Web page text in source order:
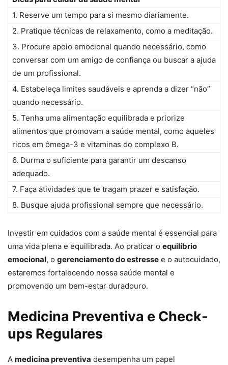
1. Reserve um tempo para si mesmo diariamente.
2. Pratique técnicas de relaxamento, como a meditação.
3. Procure apoio emocional quando necessário, como
conversar com um amigo de confiança ou buscar a ajuda
de um profissional.
4. Estabeleça limites saudáveis e aprenda a dizer “não”
quando necessário.
5. Tenha uma alimentação equilibrada e priorize
alimentos que promovam a saúde mental, como aqueles
ricos em ômega-3 e vitaminas do complexo B.
6. Durma o suficiente para garantir um descanso
adequado.
7. Faça atividades que te tragam prazer e satisfação.
8. Busque ajuda profissional sempre que necessário.
Investir em cuidados com a saúde mental é essencial para
uma vida plena e equilibrada. Ao praticar o equilíbrio
emocional, o gerenciamento do estresse e o autocuidado,
estaremos fortalecendo nossa saúde mental e
promovendo um bem-estar duradouro.
Medicina Preventiva e Check-
ups Regulares
A medicina preventiva desempenha um papel